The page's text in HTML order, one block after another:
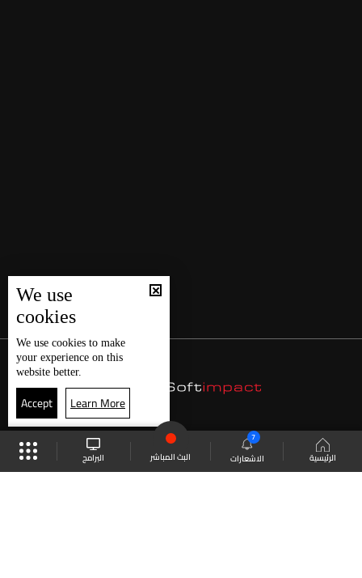
الرئيسية الاشعارات
7
البث المباشر البرامج
We use
cookies
We use cookies to make
your experience on this
website better.
Accept Learn More
موقع البرامج الجدول البث المباشر